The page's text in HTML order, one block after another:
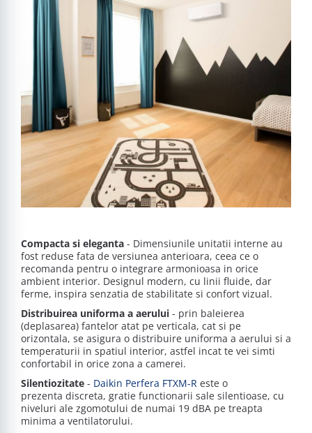
Compacta si eleganta - Dimensiunile unitatii interne au
fost reduse fata de versiunea anterioara, ceea ce o
recomanda pentru o integrare armonioasa in orice
ambient interior. Designul modern, cu linii fluide, dar
ferme, inspira senzatia de stabilitate si confort vizual.
Distribuirea uniforma a aerului - prin baleierea
(deplasarea) fantelor atat pe verticala, cat si pe
orizontala, se asigura o distribuire uniforma a aerului si a
temperaturii in spatiul interior, astfel incat te vei simti
confortabil in orice zona a camerei.
Silentiozitate - Daikin Perfera FTXM-R este o
prezenta discreta, gratie functionarii sale silentioase, cu
niveluri ale zgomotului de numai 19 dBA pe treapta
minima a ventilatorului.